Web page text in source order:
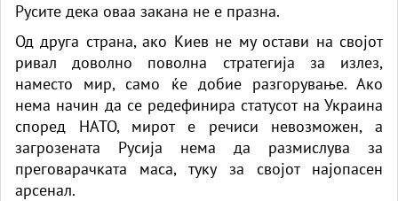
Русите дека оваа закана не е празна.
Од друга страна, ако Киев не му остави на својот
ривал доволно поволна стратегија за излез,
наместо мир, само ќе добие разгорување. Ако
нема начин да се редефинира статусот на Украина
според НАТО, мирот е речиси невозможен, а
загрозената Русија нема да размислува за
преговарачката маса, туку за својот најопасен
арсенал.